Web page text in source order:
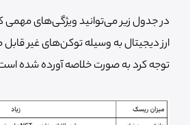
در جدول زیر می‌توانید ویژگی‌های مهمی
ارز دیجیتال به وسیله توکن‌های غیر
توجه کرد به صورت خلاصه آورده شده